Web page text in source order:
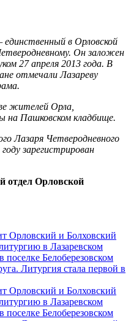
в Орловской
Он заложен
27 апреля 2013 года. В
отмечали Лазареву
жителей Орла,
на Пашковском кладбище.
Лазаря Четверодневного
зарегистрирован
отдел Орловской